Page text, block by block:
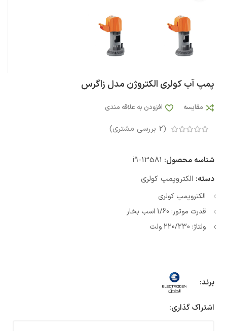
پمپ آب کولری الکتروژن مدل زاگرس
مقایسه افزودن به علاقه مندی
(
2 بررسی مشتری)
شناسه محصول: i9-13581
دسته: الکتروپمپ کولری
الکتروپمپ کولری
قدرت موتور: 1/60 اسب بخار
ولتاژ: 220/230 ولت
برند:
اشتراک گذاری: